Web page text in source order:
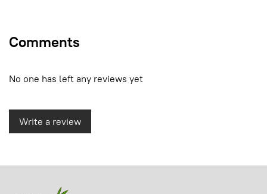
Comments
No one has left any reviews yet
Write a review